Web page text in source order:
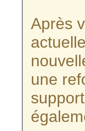
Après
une